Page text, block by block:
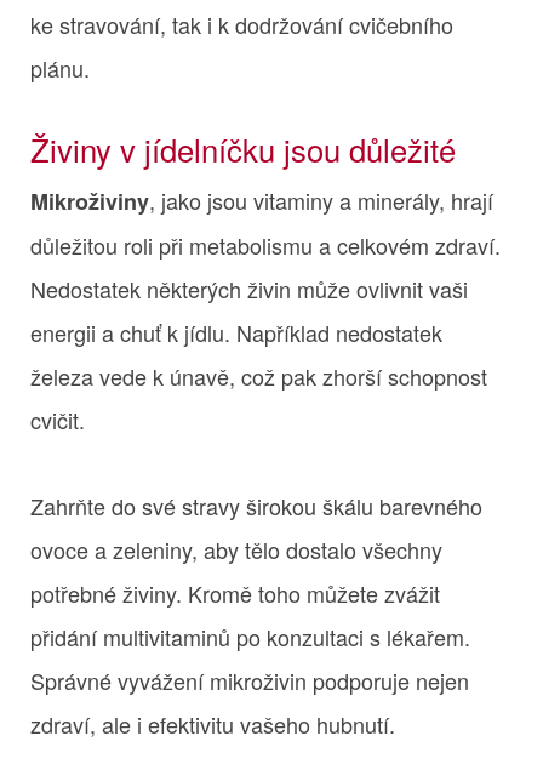
ke stravování, tak i k dodržování cvičebního
plánu.
Živiny v jídelníčku jsou důležité
Mikroživiny, jako jsou vitaminy a minerály, hrají
důležitou roli při metabolismu a celkovém zdraví.
Nedostatek některých živin může ovlivnit vaši
energii a chuť k jídlu. Například nedostatek
železa vede k únavě, což pak zhorší schopnost
cvičit.
Zahrňte do své stravy širokou škálu barevného
ovoce a zeleniny, aby tělo dostalo všechny
potřebné živiny. Kromě toho můžete zvážit
přidání multivitaminů po konzultaci s lékařem.
Správné vyvážení mikroživin podporuje nejen
zdraví, ale i efektivitu vašeho hubnutí.